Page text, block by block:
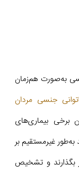
به‌صورت هم‌زمان
جنسی مردان
برخی بیماری‌های
به‌طور غیرمستقیم بر
بگذارند و تشخیص